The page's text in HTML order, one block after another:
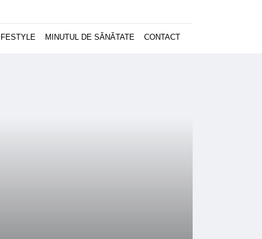
MINUTUL DE SĂNĂTATE CONTACT